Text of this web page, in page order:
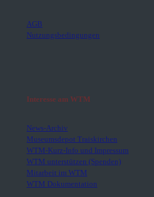
AGB
Nutzungsbedingungen
Interesse am WTM
News-Archiv
Museumsdepot Traiskirchen
WTM-Kurz-Info und Impressum
WTM unterstützen (Spenden)
Mitarbeit im WTM
WTM Dokumentation